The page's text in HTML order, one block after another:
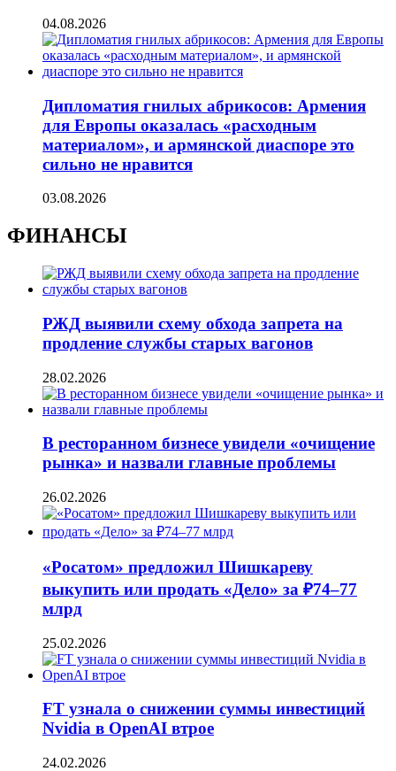
04.08.2026
Дипломатия гнилых абрикосов: Армения
для Европы оказалась «расходным
материалом», и армянской диаспоре это
сильно не нравится
03.08.2026
ФИНАНСЫ
РЖД выявили схему обхода запрета на
продление службы старых вагонов
28.02.2026
В ресторанном бизнесе увидели «очищение
рынка» и назвали главные проблемы
26.02.2026
«Росатом» предложил Шишкареву
выкупить или продать «Дело» за ₽74–77
млрд
25.02.2026
FT узнала о снижении суммы инвестиций
Nvidia в OpenAI втрое
24.02.2026